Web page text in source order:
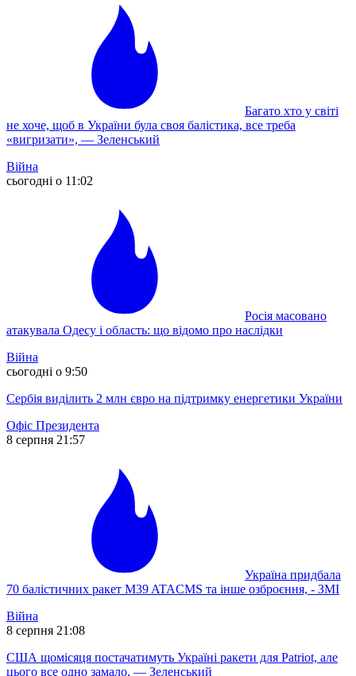
Багато хто у світі
не хоче, щоб в України була своя балістика, все треба
«вигризати», — Зеленський
Війна
сьогодні о 11:02
Росія масовано
атакувала Одесу і область: що відомо про наслідки
Війна
сьогодні о 9:50
Сербія виділить 2 млн євро на підтримку енергетики України
Офіс Президента
8 серпня 21:57
Україна придбала
70 балістичних ракет M39 ATACMS та інше озброєння, - ЗМІ
Війна
8 серпня 21:08
США щомісяця постачатимуть Україні ракети для Patriot, але
цього все одно замало, — Зеленський